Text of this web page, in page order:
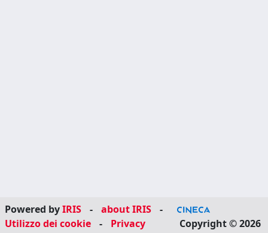
Powered byIRIS - about IRIS
-
Utilizzo dei cookie
- Privacy Copyright © 2026